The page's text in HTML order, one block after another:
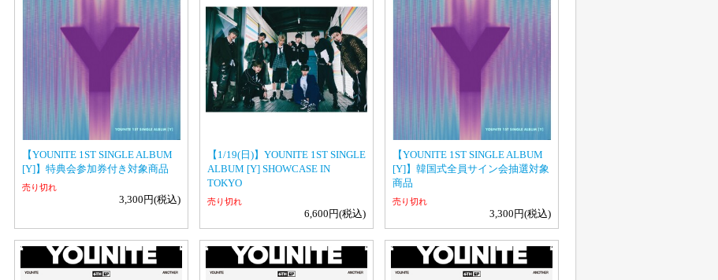
【YOUNITE 1ST SINGLE ALBUM
[Y]】特典会参加券付き対象商品
売り切れ
3,300円(税込)
【1/19(日)】YOUNITE 1ST SINGLE
ALBUM [Y] SHOWCASE IN
TOKYO
売り切れ
6,600円(税込)
【YOUNITE 1ST SINGLE ALBUM
[Y]】韓国式全員サイン会抽選対象
商品
売り切れ
3,300円(税込)